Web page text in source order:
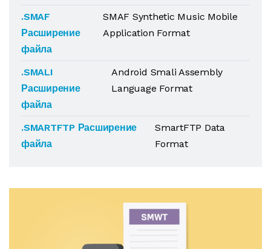
.SMAF
Расширение
файла
SMAF Synthetic Music Mobile
Application Format
.SMALI
Расширение
файла
Android Smali Assembly
Language Format
.SMARTFTP Расширение
файла
SmartFTP Data
Format